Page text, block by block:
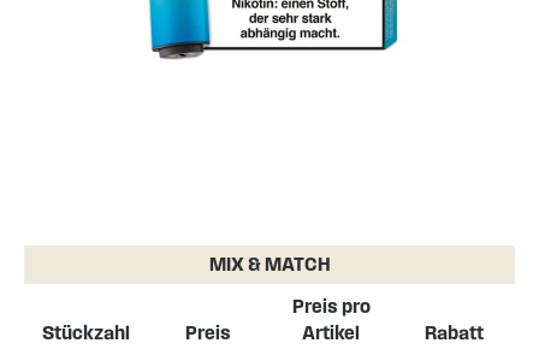
the
the
MIX & MATCH
Stückzahl Preis
Preis pro
Artikel
Rabatt